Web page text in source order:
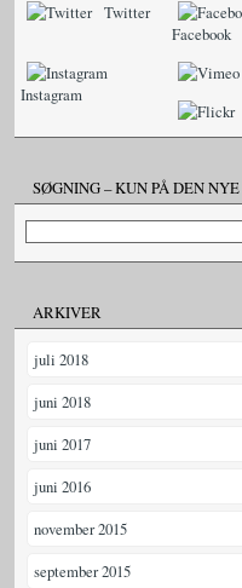
Twitter
Facebook
Instagram
SØGNING – KUN PÅ DEN
ARKIVER
juli 2018
juni 2018
juni 2017
juni 2016
november 2015
september 2015